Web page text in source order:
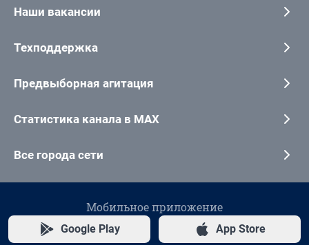
Наши вакансии
Техподдержка
Предвыборная агитация
Статистика канала в MAX
Все города сети
Мобильное приложение
Google Play App Store